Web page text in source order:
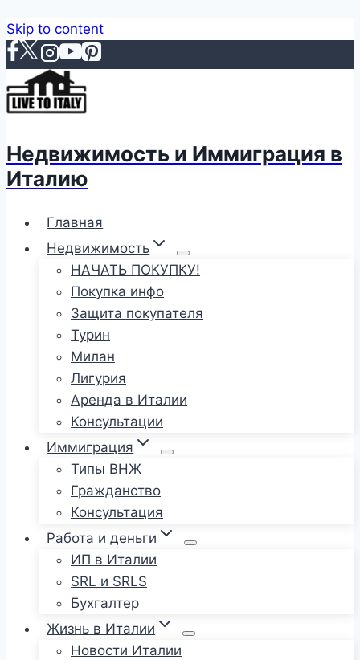
Skip to content
Недвижимость и Иммиграция в
Италию
Главная
Недвижимость
НАЧАТЬ ПОКУПКУ!
Покупка инфо
Защита покупателя
Турин
Милан
Лигурия
Аренда в Италии
Консультации
Иммиграция
Типы ВНЖ
Гражданство
Консультация
Работа и деньги
ИП в Италии
SRL и SRLS
Бухгалтер
Жизнь в Италии
Новости Италии